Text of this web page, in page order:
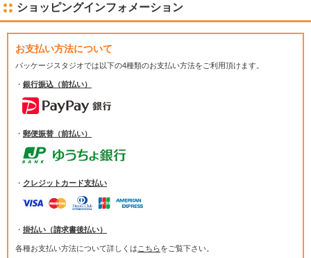
ショッピングインフォメーション
お支払い方法について
パッケージスタジオでは以下の4種類のお支払い方法をご利用頂けます。
・ 銀行振込（前払い）
・ 郵便振替（前払い）
・ クレジットカード支払い
・ 掛払い（請求書後払い）
各種お支払い方法について詳しくは こちらをご覧下さい。